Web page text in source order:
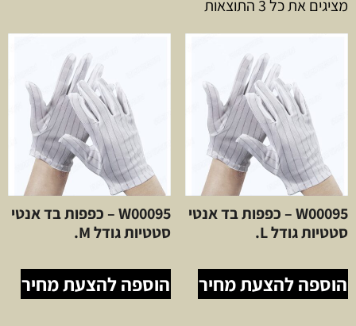
מציגים את כל ⁦3⁩ התוצאות
W00095 – כפפות בד אנטי
סטטיות גודל L.
הוספה להצעת מחיר
W00095 – כפפות בד אנטי
סטטיות גודל M.
הוספה להצעת מחיר